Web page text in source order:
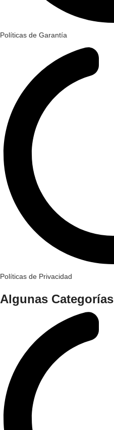
Políticas de Garantía
Políticas de Privacidad
Algunas Categorías